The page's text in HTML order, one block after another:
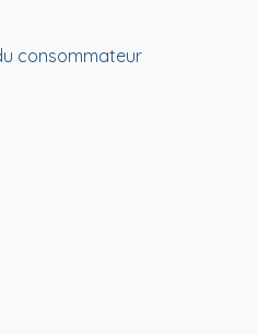
consommateur